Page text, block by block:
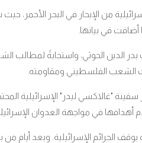
من الإبحار في البحر الأحمر، حيث
أضافت في بيانها
بدر الدين الحوثي، واستجابةً لمطالب
الشعب الفلسطيني ومقاومته
"غالاكسي ليدر" الإسرائيلية
الجرائم الإسرائيلية. وبعد أيام من